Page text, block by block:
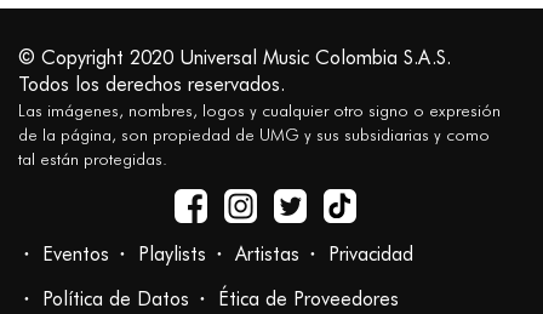
© Copyright 2020 Universal Music Colombia S.A.S.
Todos los derechos reservados.
Las imágenes, nombres, logos y cualquier otro signo o expresión
de la página, son propiedad de UMG y sus subsidiarias y como
tal están protegidas.
Eventos Playlists Artistas
Privacidad
Política de Datos
Ética de Proveedores